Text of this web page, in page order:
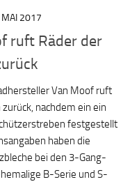
2017
ruft Räder der
Van Moof ruft
nachdem ein ein
festgestellt
haben die
bei den 3-Gang-
B-Serie und S-